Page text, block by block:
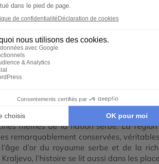
Voyage Balkans
de la Serbie
collines boisées, vallées fertiles et
héritage culturel et spirituel. Ici, les
reliefs verdoyants. Le rythme y est
mêmes de la nation serbe. La
remarquablement conservées,
d’or du royaume serbe et de la
l’histoire se lit aussi dans les